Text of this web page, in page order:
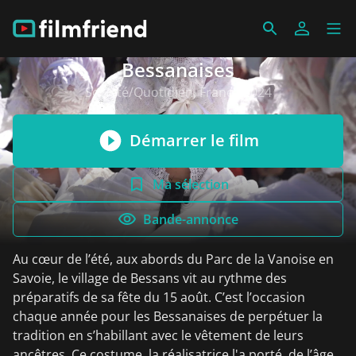
Bessanaises
Société/Quotidien, France 2024
Démarrer le film
Ma sélection
Bande-annonce
Au cœur de l’été, aux abords du Parc de la Vanoise en
Savoie, le village de Bessans vit au rythme des
préparatifs de sa fête du 15 août. C’est l’occasion
chaque année pour les Bessanaises de perpétuer la
tradition en s’habillant avec le vêtement de leurs